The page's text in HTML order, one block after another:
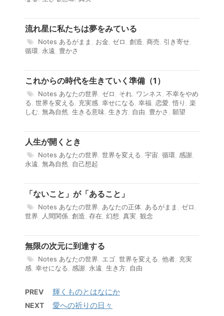
流れ星に私たちは夢をみている
Notes あるがまま お金 ゼロ 創造 商売 引き寄せ
循環 永遠 豊かさ
これからの時代を生きていく準備（1）
Notes あなたの世界 ゼロ それ ワンネス
不幸をやめ
る 世界を変える 充実感 幸せになる 幸福 恋愛 悟り
楽
しむ 無為自然 生きる意味 生き方 自由 豊かさ 願望
人生が開くとき
Notes あなたの世界 世界を変える 宇宙 循環 感謝
永遠 無為自然 自己想起
「ないこと」が「あること」
Notes あなたの世界 あなたの正体 あるがまま ゼロ
世界
人間関係 創造 存在 幻想 真実 観念
無限の次元に到達する
Notes あなたの世界 エゴ 世界を変える 他者 充実
感 幸せになる 感謝 永遠 生き方 自由
PREV 輝くものとはなにか
NEXT 愛への祈りの日々